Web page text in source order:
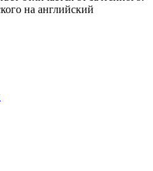
на английский